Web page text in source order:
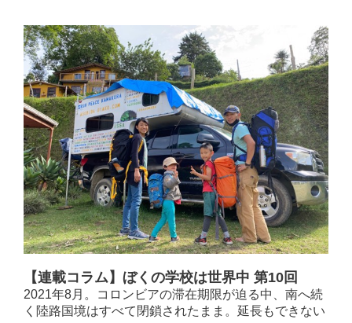
【連載コラム】 ぼくの学校は世界中 第10回
2021年8月。コロンビアの滞在期限が迫る中、南へ続
く陸路国境はすべて閉鎖されたまま。延長もできない